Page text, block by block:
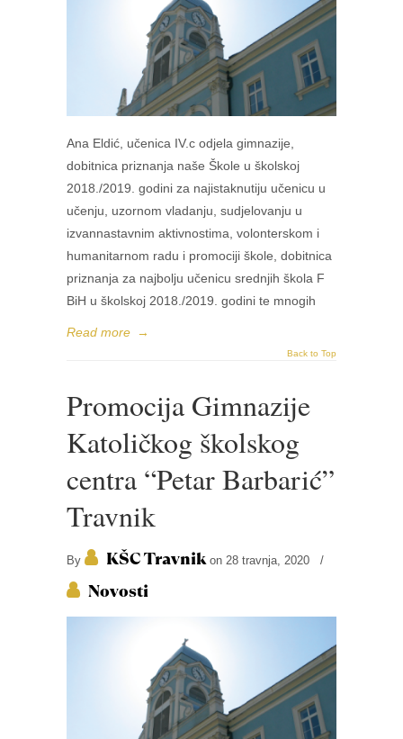
Ana Eldić, učenica IV.c odjela gimnazije,
dobitnica priznanja naše Škole u školskoj
2018./2019. godini za najistaknutiju učenicu u
učenju, uzornom vladanju, sudjelovanju u
izvannastavnim aktivnostima, volonterskom i
humanitarnom radu i promociji škole, dobitnica
priznanja za najbolju učenicu srednjih škola F
BiH u školskoj 2018./2019. godini te mnogih
Read more →
Back to Top
Promocija Gimnazije
Katoličkog školskog
centra “Petar Barbarić”
Travnik
By KŠC Travnik on 28 travnja, 2020 /
Novosti